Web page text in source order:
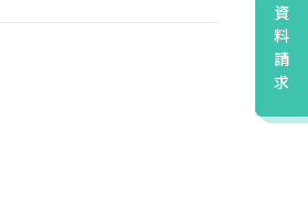
資
料
請
求